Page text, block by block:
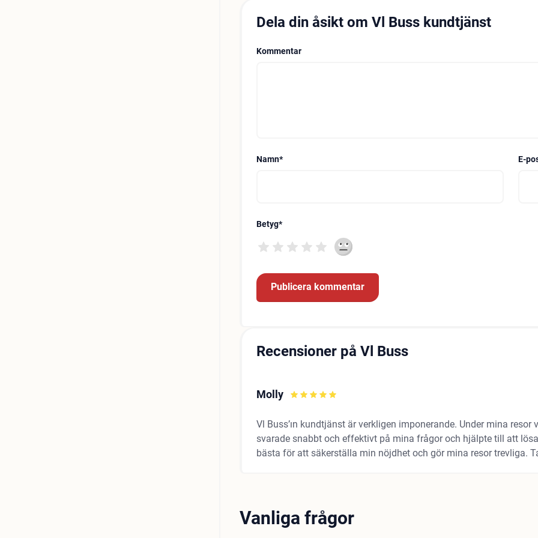
Dela din åsikt om Vl Buss kundtjänst
Kommentar
Namn* E-
Betyg*
Recensioner på Vl Buss
Molly
Vl Buss’ın kundtjänst är verkligen imponerande. Under mina
svarade snabbt och effektivt på mina frågor och hjälpte till att
bästa för att säkerställa min nöjdhet och gör mina resor trevliga.
Vanliga frågor